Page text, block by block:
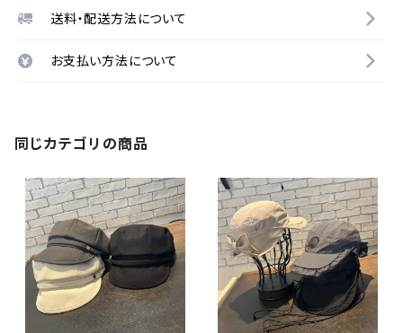
送料・配送方法について
お支払い方法について
同じカテゴリの商品